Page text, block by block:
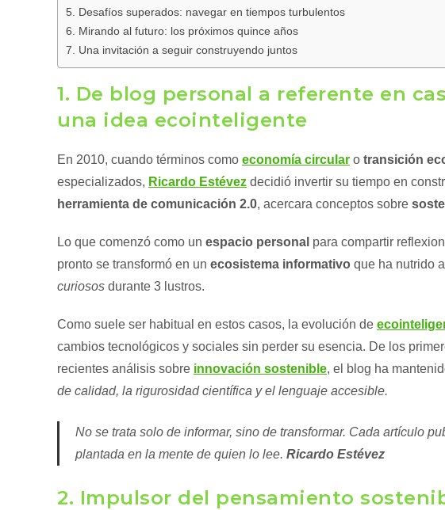
5. Desafíos superados: navegar en tiempos turbulentos
6. Mirando al futuro: los próximos quince años
7. Una invitación a seguir construyendo juntos
1. De blog personal a referente en
una idea ecointeligente
En 2010, cuando términos como economía circular o transición
especializados, Ricardo Estévez decidió invertir su tiempo en
herramienta de comunicación 2.0, acercara conceptos sobre
Lo que comenzó como un espacio personal para compartir
pronto se transformó en un ecosistema informativo que ha nutrido a
curiosos durante 3 lustros.
Como suele ser habitual en estos casos, la evolución de
cambios tecnológicos y sociales sin perder su esencia. De los
recientes análisis sobre innovación sostenible, el blog ha
de calidad, la rigurosidad científica y el lenguaje accesible.
No se trata solo de informar, sino de transformar. Cada artículo
plantada en la mente de quien lo lee. Ricardo Estévez
2. Impulsor del pensamiento